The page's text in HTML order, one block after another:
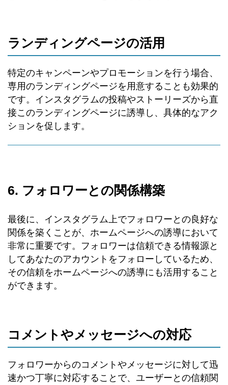
ランディングページの活用
特定のキャンペーンやプロモーションを行う場合、
専用のランディングページを用意することも効果的
です。インスタグラムの投稿やストーリーズから直
接このランディングページに誘導し、具体的なアク
ションを促します。
6. フォロワーとの関係構築
最後に、インスタグラム上でフォロワーとの良好な
関係を築くことが、ホームページへの誘導において
非常に重要です。フォロワーは信頼できる情報源と
してあなたのアカウントをフォローしているため、
その信頼をホームページへの誘導にも活用すること
ができます。
コメントやメッセージへの対応
フォロワーからのコメントやメッセージに対して迅
速かつ丁寧に対応することで、ユーザーとの信頼関